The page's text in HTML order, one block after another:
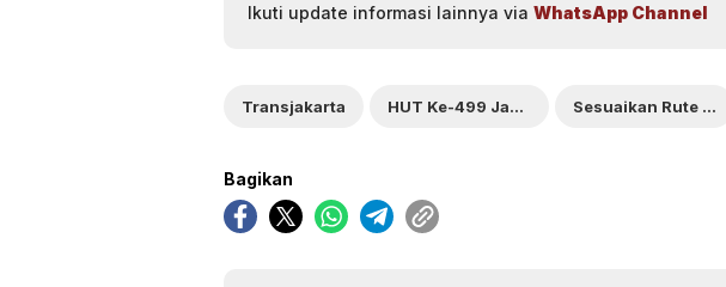
Ikuti update informasi lainnya via WhatsApp Channel
Transjakarta HUT Ke-499 Jakarta Sesuaikan Rute Saat Malam Puncak
Bagikan